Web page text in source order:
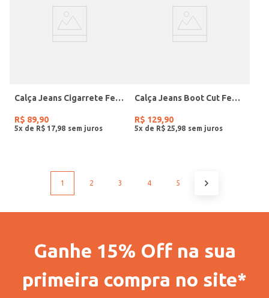
Calça Jeans Cigarrete Feminina AZUL
R$ 89,90
5x de R$ 17 98
Calça Jeans Boot Cut Feminina AZUL
R$ 129,90
5x de R$ 25 98
1 2 3 4 5
Ganhe 15% Off na sua
primeira compra no site*